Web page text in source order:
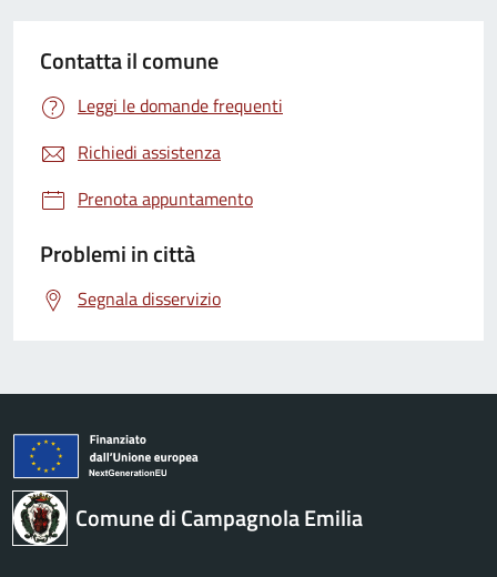
Contatta il comune
Leggi le domande frequenti
Richiedi assistenza
Prenota appuntamento
Problemi in città
Segnala disservizio
Comune di Campagnola Emilia